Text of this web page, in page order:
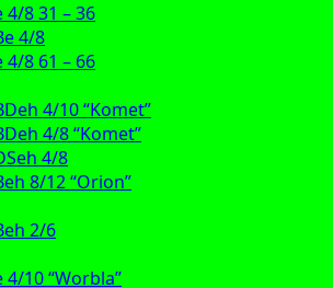
4/8 31 – 36
4/8
4/8 61 – 66
4/10 “Komet”
4/8 “Komet”
4/8
8/12 “Orion”
2/6
4/10 “Worbla”